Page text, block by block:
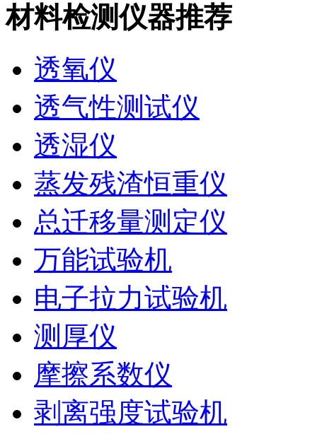
材料检测仪器推荐
透氧仪
透气性测试仪
透湿仪
蒸发残渣恒重仪
总迁移量测定仪
万能试验机
电子拉力试验机
测厚仪
摩擦系数仪
剥离强度试验机